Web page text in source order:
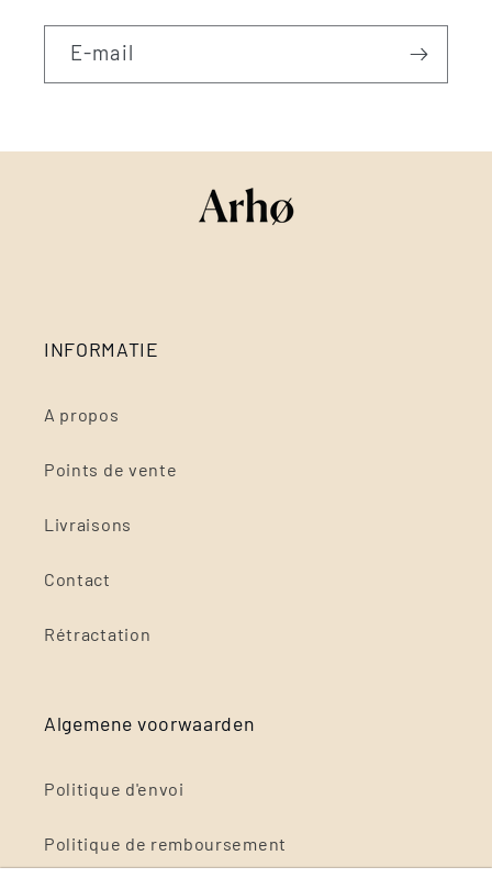
E‑mail
INFORMATIE
A propos
Points de vente
Livraisons
Contact
Rétractation
Algemene voorwaarden
Politique d'envoi
Politique de remboursement